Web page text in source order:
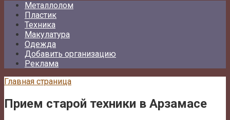
Металлолом
Пластик
Техника
Макулатура
Одежда
Добавить организацию
Реклама
Главная страница
Прием старой техники в Арзамасе